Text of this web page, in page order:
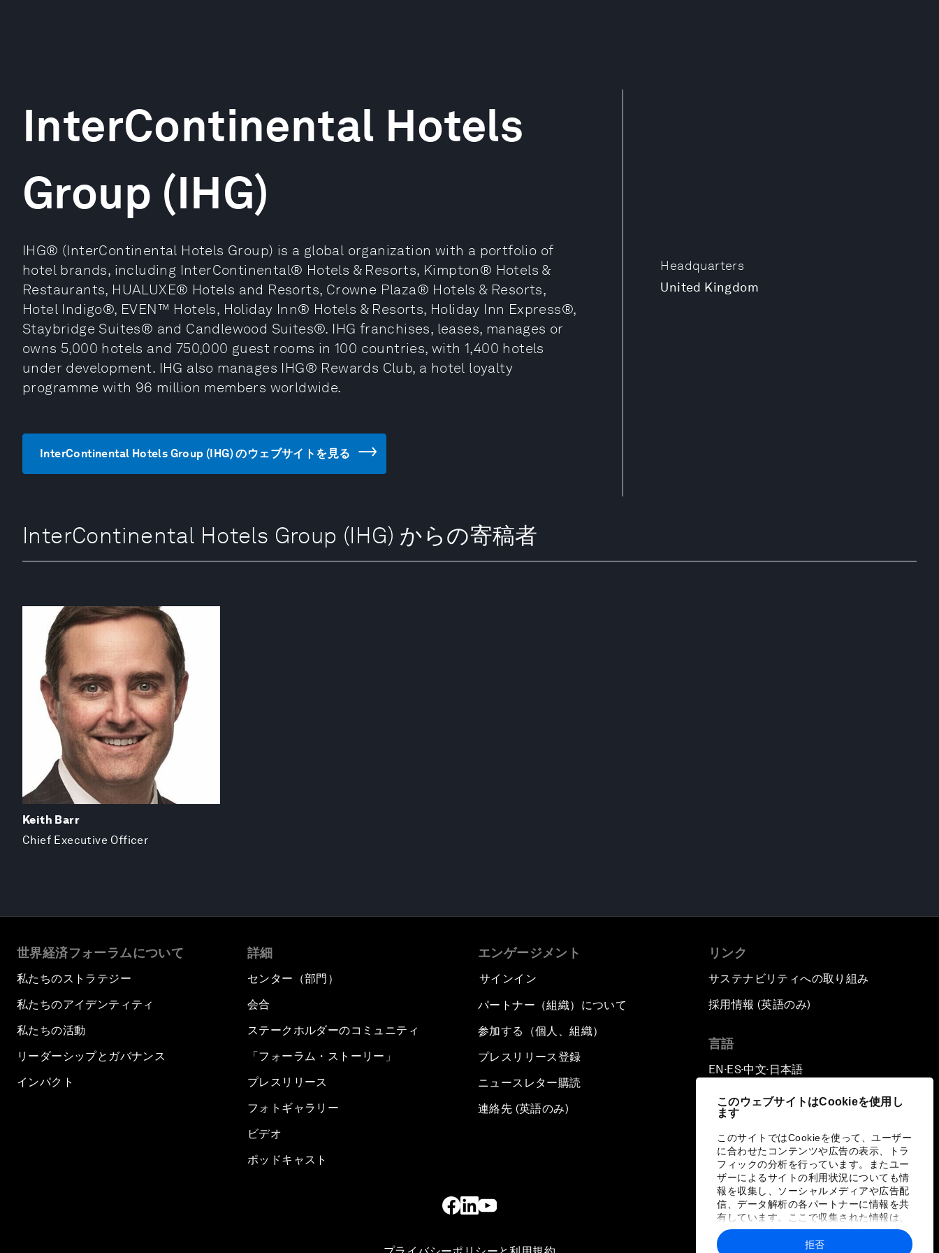
このウェブサイトはCookieを使用し
ます
このサイトではCookieを使って、ユーザー
に合わせたコンテンツや広告の表示、トラ
フィックの分析を行っています。またユー
ザーによるサイトの利用状況についても情
報を収集し、ソーシャルメディアや広告配
信、データ解析の各パートナーに情報を共
有しています。ここで収集された情報は、
ユーザーが各パートナーに提供した他の情
報や各パートナーのサービスを使用した際
拒否
Headquarters
United Kingdom
InterContinental Hotels
Group (IHG)
IHG® (InterContinental Hotels Group) is a global organization with a portfolio of
hotel brands, including InterContinental® Hotels & Resorts, Kimpton® Hotels &
Restaurants, HUALUXE® Hotels and Resorts, Crowne Plaza® Hotels & Resorts,
Hotel Indigo®, EVEN™ Hotels, Holiday Inn® Hotels & Resorts, Holiday Inn Express®,
Staybridge Suites® and Candlewood Suites®. IHG franchises, leases, manages or
owns 5,000 hotels and 750,000 guest rooms in 100 countries, with 1,400 hotels
under development. IHG also manages IHG® Rewards Club, a hotel loyalty
programme with 96 million members worldwide.
InterContinental Hotels Group (IHG) のウェブサイトを見る
InterContinental Hotels Group (IHG) からの寄稿者
Keith Barr
Chief Executive Officer
世界経済フォーラムについて
私たちのストラテジー
私たちのアイデンティティ
私たちの活動
リーダーシップとガバナンス
インパクト
詳細
センター（部門）
会合
ステークホルダーのコミュニティ
「フォーラム・ストーリー」
プレスリリース
フォトギャラリー
ビデオ
ポッドキャスト
エンゲージメント
サインイン
パートナー（組織）について
参加する（個人、組織）
プレスリリース登録
ニュースレター購読
連絡先 (英語のみ)
リンク
サステナビリティへの取り組み
採用情報 (英語のみ)
言語
EN ▪ES▪中文▪ 日本語